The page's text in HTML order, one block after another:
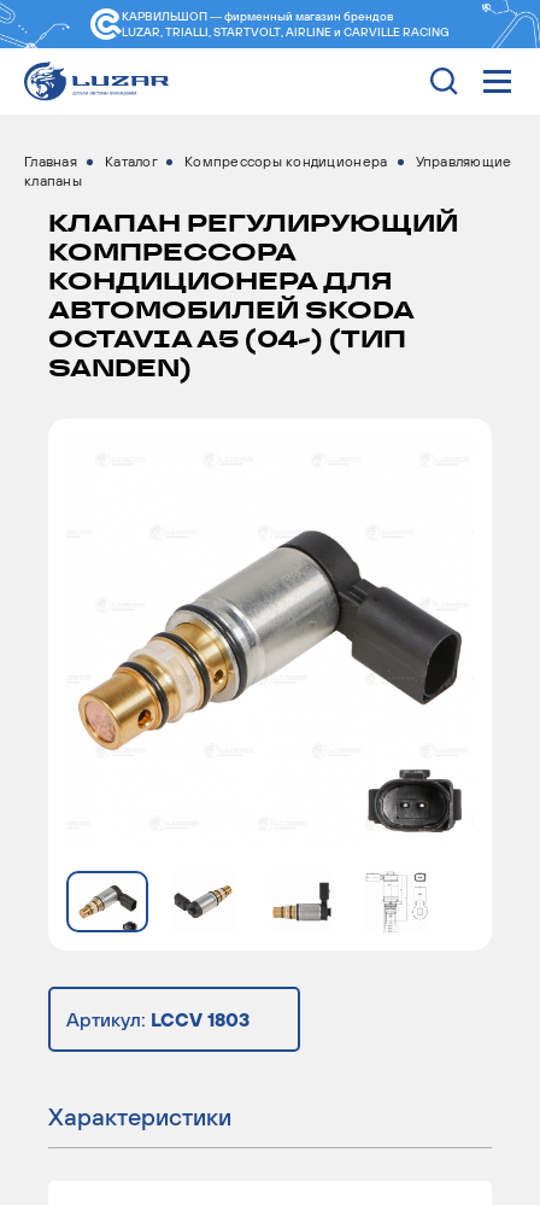
КАРВИЛЬШОП — фирменный магазин брендов
LUZAR, TRIALLI, STARTVOLT, AIRLINE и CARVILLE RACING
Главная Каталог Компрессоры кондиционера
Управляющие
клапаны
КЛАПАН РЕГУЛИРУЮЩИЙ
КОМПРЕССОРА
КОНДИЦИОНЕРА ДЛЯ
АВТОМОБИЛЕЙ SKODA
OCTAVIA A5 (04-) (ТИП
SANDEN)
Артикул: LCCV 1803
Характеристики